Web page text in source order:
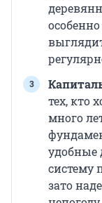
тех, кто
много
удобные
систему
зато